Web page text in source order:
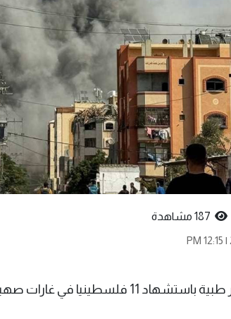
افادت مصادر طبية باستشهاد 11